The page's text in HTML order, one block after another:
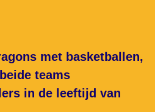
met basketballen,
teams
in de leeftijd van